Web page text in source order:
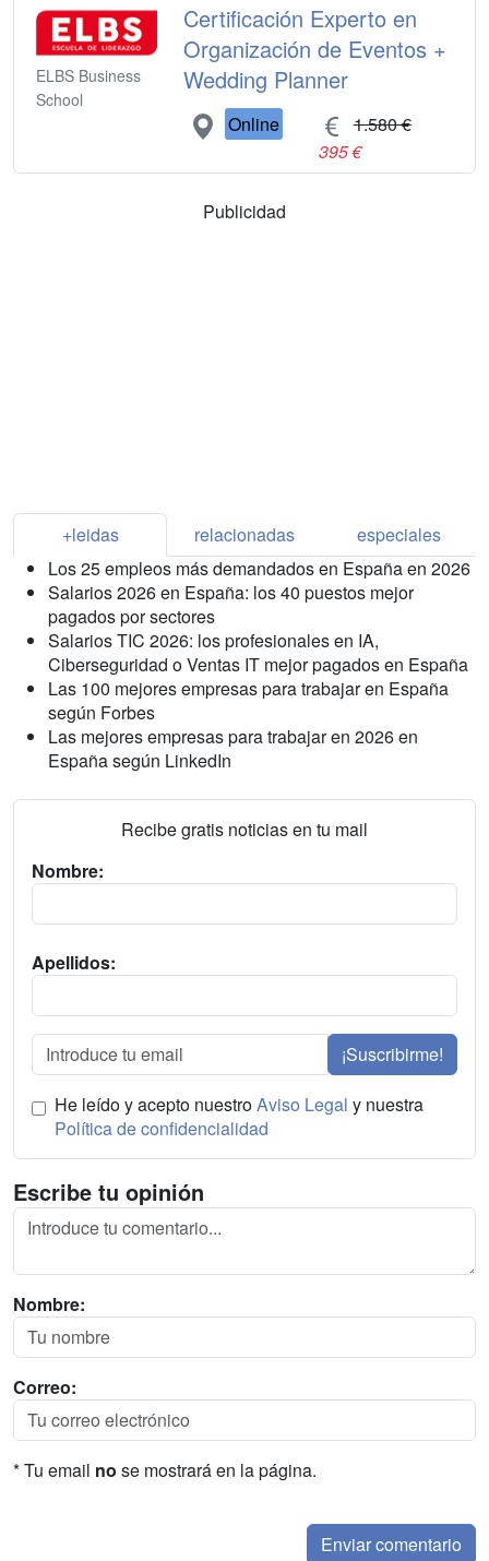
ELBS Business
School
Certificación Experto en
Organización de Eventos +
Wedding Planner
Online
1.580 €
395 €
Publicidad
+leidas relacionadas
especiales
Los 25 empleos más demandados en España en 2026
Salarios 2026 en España: los 40 puestos mejor
pagados por sectores
Salarios TIC 2026: los profesionales en IA,
Ciberseguridad o Ventas IT mejor pagados en España
Las 100 mejores empresas para trabajar en España
según Forbes
Las mejores empresas para trabajar en 2026 en
España según LinkedIn
Recibe gratis noticias en tu mail
Nombre:
Apellidos:
¡Suscribirme!
He leído y acepto nuestroAviso Legal y nuestra
Política de confidencialidad
Escribe tu opinión
Nombre:
Correo:
* Tu email no se mostrará en la página.